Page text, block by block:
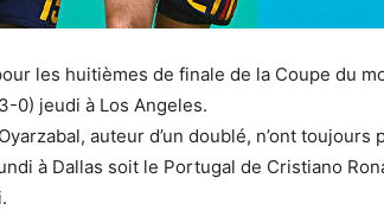
les huitièmes de finale de la Coupe du
0) jeudi à Los Angeles.
auteur d’un doublé, n’ont toujours
à Dallas soit le Portugal de Cristiano